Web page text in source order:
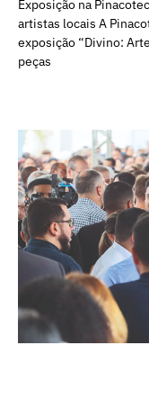
Exposição na
artistas locais A
exposição “Divino:
peças